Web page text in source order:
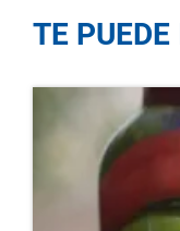
TE